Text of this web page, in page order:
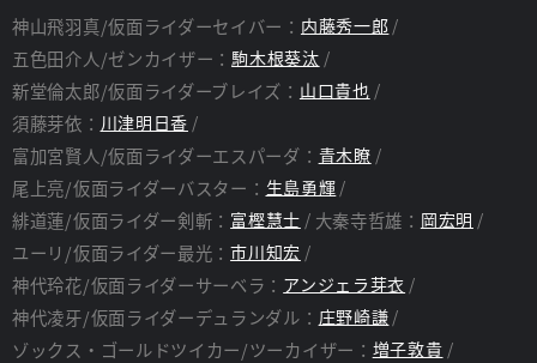
脚本：毛利亘宏 監督：田崎竜太
神山飛羽真/仮面ライダーセイバー： 内藤秀一郎
五色田介人/ゼンカイザー：駒木根葵汰
新堂倫太郎/仮面ライダーブレイズ： 山口貴也
須藤芽依： 川津明日香
富加宮賢人/仮面ライダーエスパーダ： 青木瞭
尾上亮/仮面ライダーバスター： 生島勇輝
緋道蓮/仮面ライダー剣斬： 富樫慧士 大秦寺哲雄： 岡宏明
ユーリ/仮面ライダー最光：市川知宏
神代玲花/仮面ライダーサーベラ： アンジェラ芽衣
神代凌牙/仮面ライダーデュランダル： 庄野崎謙
ゾックス・ゴールドツイカー/ツーカイザー： 増子敦貴